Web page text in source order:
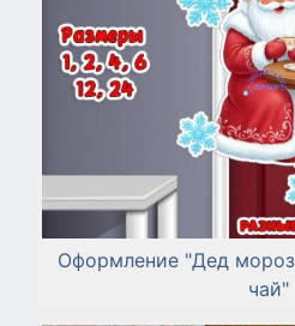
Оформление "Дед
чай"